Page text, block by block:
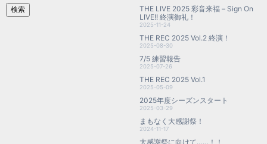
検索
THE LIVE 2025 彩音来福 – Sign On
LIVE!! 終演御礼！
2025-11-24
THE REC 2025 Vol.2 終演！
2025-08-30
7/5 練習報告
2025-07-26
THE REC 2025 Vol.1
2025-05-09
2025年度シーズンスタート
2025-03-29
まもなく大感謝祭！
2024-11-17
大感謝祭に向けて……！！